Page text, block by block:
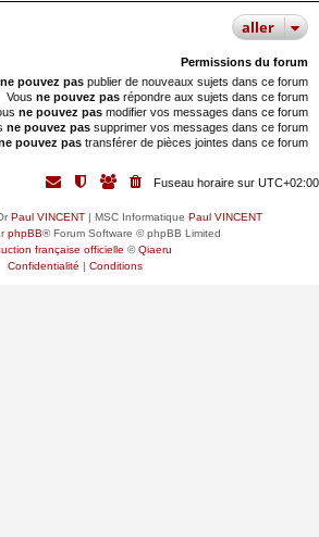
aller
Permissions du forum
ne pouvez pas publier de nouveaux sujets dans ce forum
Vous ne pouvez pas répondre aux sujets dans ce forum
ne pouvez pas modifier vos messages dans ce forum
ne pouvez pas supprimer vos messages dans ce forum
pouvez pas transférer de pièces jointes dans ce forum
Fuseau horaire sur UTC+02:00
Paul VINCENT| MSC Informatique Paul VINCENT
phpBB® Forum Software © phpBB Limited
française officielle ©Qiaeru
Confidentialité | Conditions